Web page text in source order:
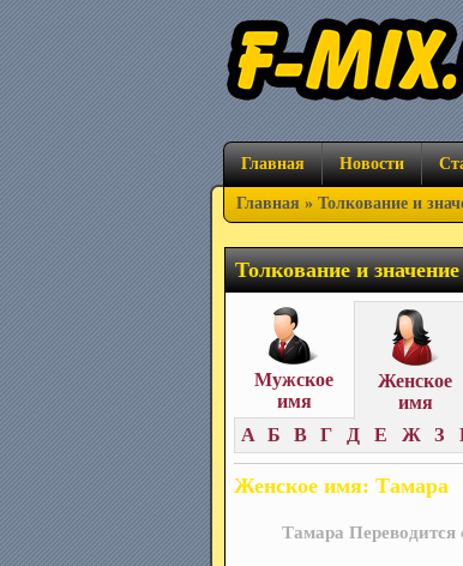
Главная Новости
Главная » Толкование и
Толкование и
Мужское
имя
Женское
имя
А Б В Г Д Е Ж З
Женское имя: Тамара
Тамара Переводится